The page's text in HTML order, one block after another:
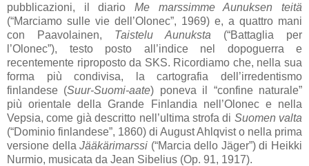
pubblicazioni, il diario Me marssimme Aunuksen teitä
(“Marciamo sulle vie dell’Olonec”, 1969) e, a quattro mani
con Paavolainen, Taistelu Aunuksta (“Battaglia per
l’Olonec”), testo posto all’indice nel dopoguerra e
recentemente riproposto da SKS. Ricordiamo che, nella sua
forma più condivisa, la cartografia dell’irredentismo
finlandese (Suur-Suomi-aate) poneva il “confine naturale”
più orientale della Grande Finlandia nell’Olonec e nella
Vepsia, come già descritto nell’ultima strofa di Suomen valta
(“Dominio finlandese”, 1860) di August Ahlqvist o nella prima
versione dellaJääkärimarssi (“Marcia dello Jäger”) di Heikki
Nurmio, musicata da Jean Sibelius (Op. 91, 1917).